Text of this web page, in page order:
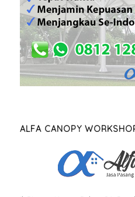
ALFA CANOPY